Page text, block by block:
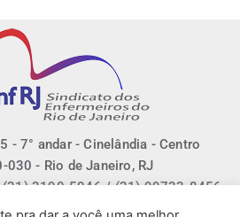
- 7° andar - Cinelândia - Centro
030 - Rio de Janeiro, RJ
3190-5046 / (21) 99733-8456